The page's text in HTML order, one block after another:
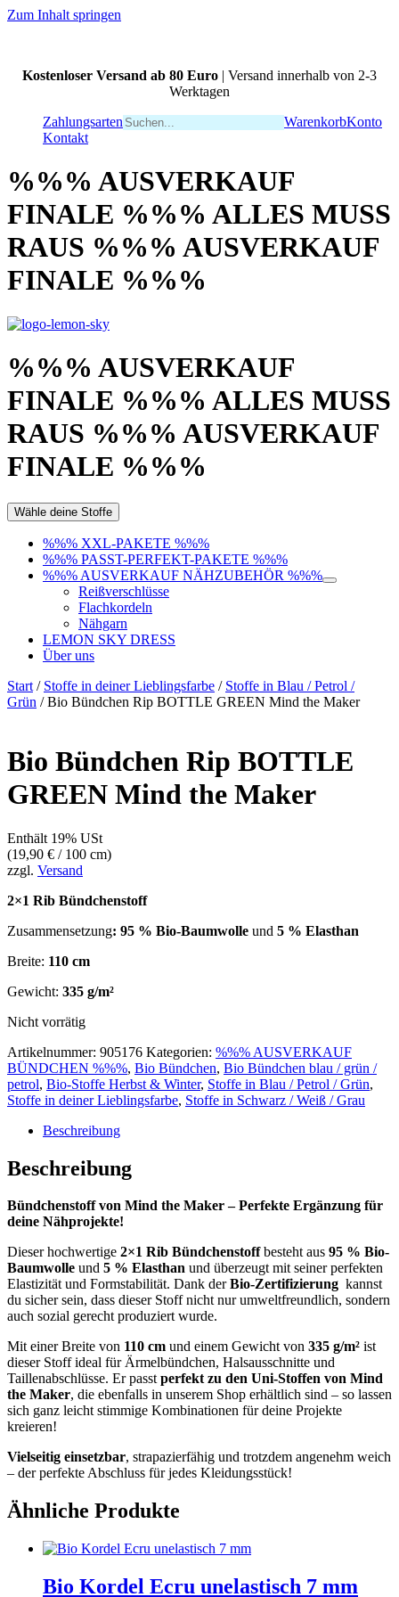
Zum Inhalt springen
Kostenloser Versand ab 80 Euro | Versand innerhalb von 2-3
Werktagen
Zahlungsarten
WarenkorbKonto
Kontakt
%%% AUSVERKAUF
FINALE %%% ALLES MUSS
RAUS %%% AUSVERKAUF
FINALE %%%
%%% AUSVERKAUF
FINALE %%% ALLES MUSS
RAUS %%% AUSVERKAUF
FINALE %%%
Wähle deine Stoffe
%%% XXL-PAKETE %%%
%%% PASST-PERFEKT-PAKETE %%%
%%% AUSVERKAUF NÄHZUBEHÖR %%%
Reißverschlüsse
Flachkordeln
Nähgarn
LEMON SKY DRESS
Über uns
Start / Stoffe in deiner Lieblingsfarbe / Stoffe in Blau / Petrol /
Grün / Bio Bündchen Rip BOTTLE GREEN Mind the Maker
Bio Bündchen Rip BOTTLE
GREEN Mind the Maker
Enthält 19% USt
(19,90 € / 100 cm)
zzgl. Versand
2×1 Rib Bündchenstoff
Zusammensetzung: 95 % Bio-Baumwolle und 5 % Elasthan
Breite: 110 cm
Gewicht: 335 g/m²
Nicht vorrätig
Artikelnummer: 905176 Kategorien: %%% AUSVERKAUF
BÜNDCHEN %%%, Bio Bündchen, Bio Bündchen blau / grün /
petrol, Bio-Stoffe Herbst & Winter, Stoffe in Blau / Petrol / Grün,
Stoffe in deiner Lieblingsfarbe, Stoffe in Schwarz / Weiß / Grau
Beschreibung
Beschreibung
Bündchenstoff von Mind the Maker – Perfekte Ergänzung für
deine Nähprojekte!
Dieser hochwertige 2×1 Rib Bündchenstoffbesteht aus 95 % Bio-
Baumwolle und 5 % Elasthan und überzeugt mit seiner perfekten
Elastizität und Formstabilität. Dank derBio-Zertifizierung kannst
du sicher sein, dass dieser Stoff nicht nur umweltfreundlich, sondern
auch sozial gerecht produziert wurde.
Mit einer Breite von 110 cm und einem Gewicht von 335 g/m² ist
dieser Stoff ideal für Ärmelbündchen, Halsausschnitte und
Taillenabschlüsse. Er passtperfekt zu den Uni-Stoffen von Mind
the Maker, die ebenfalls in unserem Shop erhältlich sind – so lassen
sich ganz leicht stimmige Kombinationen für deine Projekte
kreieren!
Vielseitig einsetzbar, strapazierfähig und trotzdem angenehm weich
– der perfekte Abschluss für jedes Kleidungsstück!
Ähnliche Produkte
Bio Kordel Ecru unelastisch 7 mm